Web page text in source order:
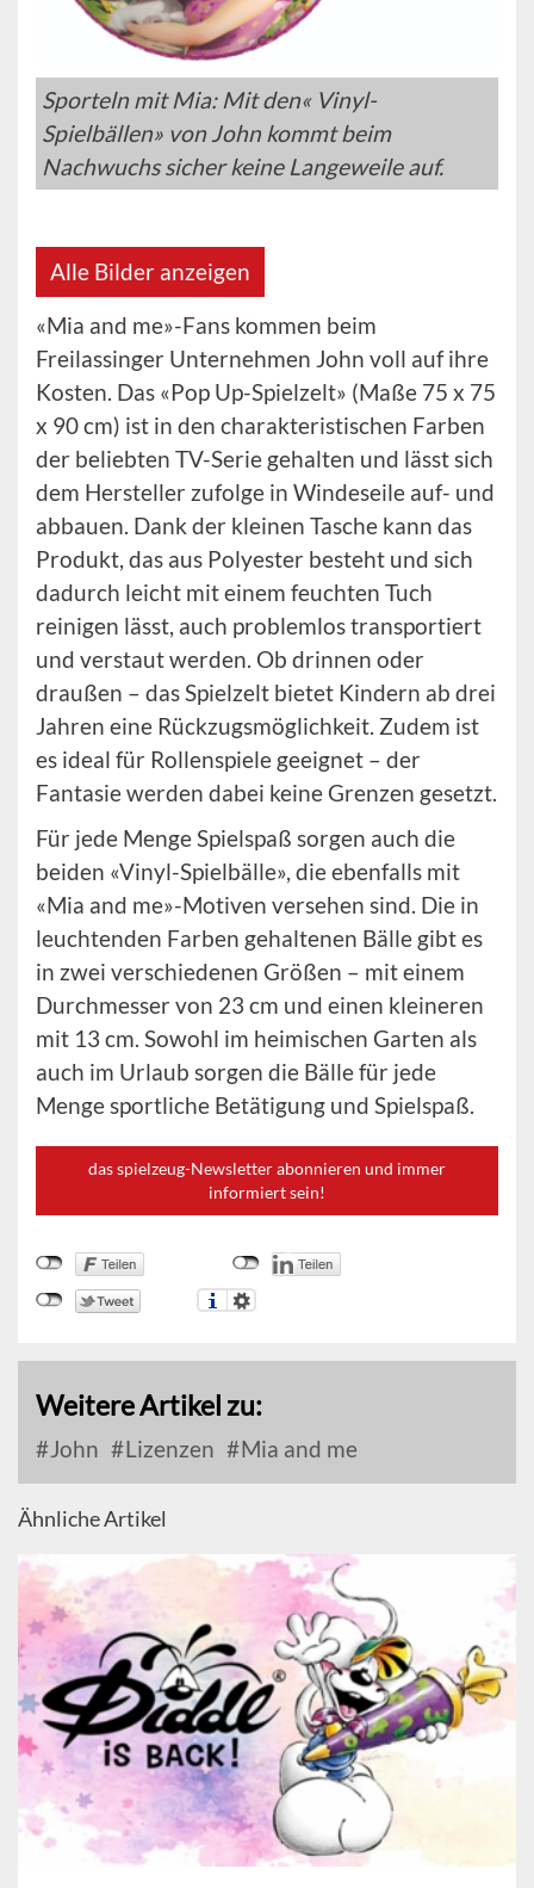
Sporteln mit Mia: Mit den« Vinyl-
Spielbällen» von John kommt beim
Nachwuchs sicher keine Langeweile auf.
Alle Bilder anzeigen
«Mia and me»-Fans kommen beim
Freilassinger Unternehmen John voll auf ihre
Kosten. Das «Pop Up-Spielzelt» (Maße 75 x 75
x 90 cm) ist in den charakteristischen Farben
der beliebten TV-Serie gehalten und lässt sich
dem Hersteller zufolge in Windeseile auf- und
abbauen. Dank der kleinen Tasche kann das
Produkt, das aus Polyester besteht und sich
dadurch leicht mit einem feuchten Tuch
reinigen lässt, auch problemlos transportiert
und verstaut werden. Ob drinnen oder
draußen – das Spielzelt bietet Kindern ab drei
Jahren eine Rückzugsmöglichkeit. Zudem ist
es ideal für Rollenspiele geeignet – der
Fantasie werden dabei keine Grenzen gesetzt.
Für jede Menge Spielspaß sorgen auch die
beiden «Vinyl-Spielbälle», die ebenfalls mit
«Mia and me»-Motiven versehen sind. Die in
leuchtenden Farben gehaltenen Bälle gibt es
in zwei verschiedenen Größen – mit einem
Durchmesser von 23 cm und einen kleineren
mit 13 cm. Sowohl im heimischen Garten als
auch im Urlaub sorgen die Bälle für jede
Menge sportliche Betätigung und Spielspaß.
das spielzeug-Newsletter abonnieren und immer
informiert sein!
Weitere Artikel zu:
John Lizenzen Mia and me
Ähnliche Artikel